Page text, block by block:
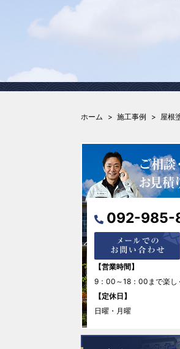
ホーム 施工事例 屋根
092-985-
【営業時間】
9：00～18：00まで楽し
【定休日】
日曜・月曜